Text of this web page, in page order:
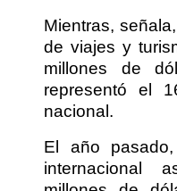
Mientras,
de viajes y
millones de
representó el
nacional.
El año
internacional